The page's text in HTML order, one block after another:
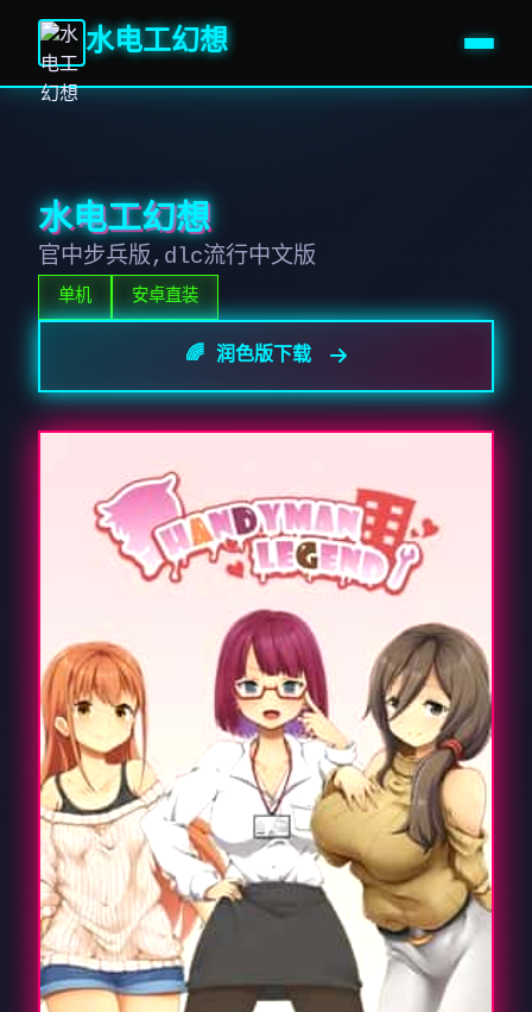
水电工幻想
水电工幻想
官中步兵版,dlc流行中文版
单机 安卓直装
🌈 润色版下载